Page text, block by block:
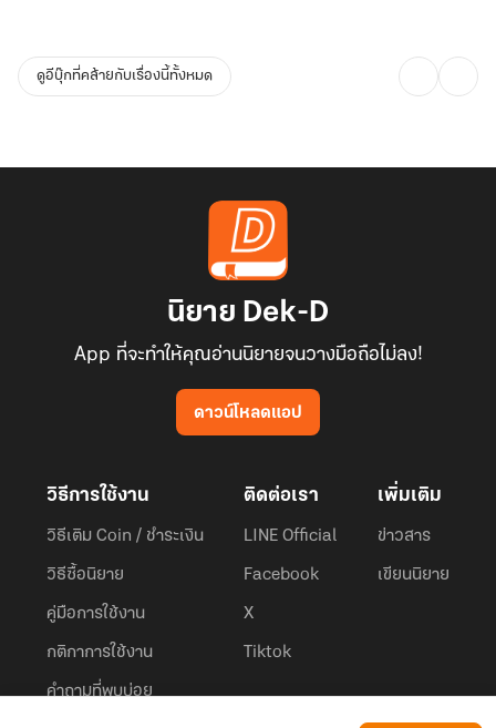
ดูอีบุ๊กที่คล้ายกับเรื่องนี้ทั้งหมด
นิยาย Dek-D
App ที่จะทำให้คุณอ่านนิยายจนวางมือถือไม่ลง!
ดาวน์โหลดแอป
วิธีการใช้งาน
วิธีเติม Coin / ชำระเงิน
วิธีซื้อนิยาย
คู่มือการใช้งาน
กติกาการใช้งาน
คำถามที่พบบ่อย
ติดต่อเรา
LINE Official
Facebook
X
Tiktok
เพิ่มเติม
ข่าวสาร
เขียนนิยาย